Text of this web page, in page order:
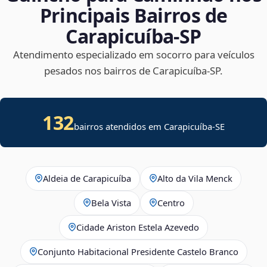
Principais Bairros de
Carapicuíba‑SP
Atendimento especializado em socorro para veículos
pesados nos bairros de Carapicuíba‑SP.
132bairros atendidos em Carapicuíba-SE
Aldeia de Carapicuíba Alto da Vila Menck
Bela Vista Centro
Cidade Ariston Estela Azevedo
Conjunto Habitacional Presidente Castelo Branco